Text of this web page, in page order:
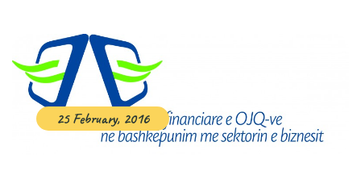
25 February, 2016